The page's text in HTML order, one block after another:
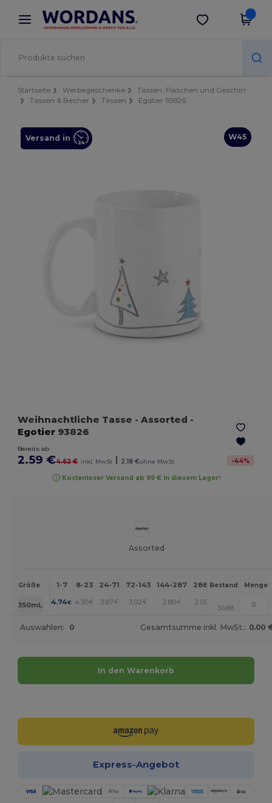
× Wordans App
Bessere Preise in der App!
App holen
Startseite Werbegeschenke
Tassen, Flaschen und Geschirr
Tassen & Becher
Tassen Egotier 93826
W45
Versand in
Weihnachtliche Tasse - Assorted -
Egotier 93826
Bereits ab
2.59 €4.62 € inkl. MwSt | 2.18 €ohne MwSt -44%
Kostenloser Versand ab 99 € in diesem Lager!
Assorted
Größe 1-7 8-23 24-71 72-143 144-287 288 + Mehr
Bestand Menge
350mL 4.74€ 4.30€ 3.87€ 3.02 € 2.80€ 2.59 +
3688
Auswahlen: 0 Gesamtsumme inkl. MwSt.: 0.00
In den Warenkorb
Express-Angebot